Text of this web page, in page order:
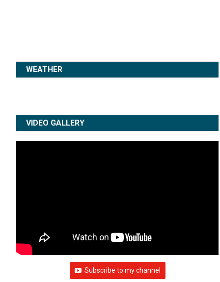
WEATHER
VIDEO GALLERY
Subscribe to my channel